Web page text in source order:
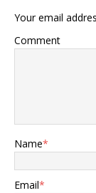
Your email
Comment
Name*
Email*